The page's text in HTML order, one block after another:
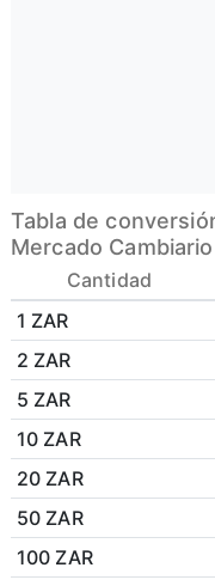
Tabla de
Mercado Cambiario
Cantidad
1 ZAR
2 ZAR
5 ZAR
10 ZAR
20 ZAR
50 ZAR
100 ZAR